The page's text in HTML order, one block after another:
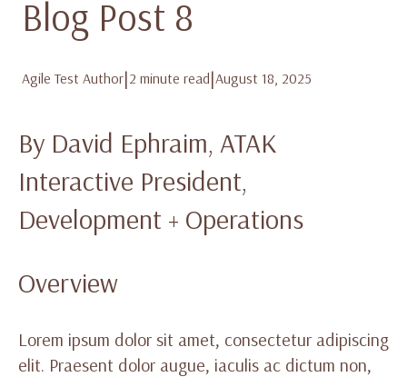
Blog Post 8
Agile Test Author|2 minute read|August 18, 2025
By David Ephraim, ATAK
Interactive President,
Development + Operations
Overview
Lorem ipsum dolor sit amet, consectetur adipiscing
elit. Praesent dolor augue, iaculis ac dictum non,